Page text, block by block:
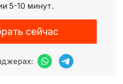
5-10 минут.
сейчас